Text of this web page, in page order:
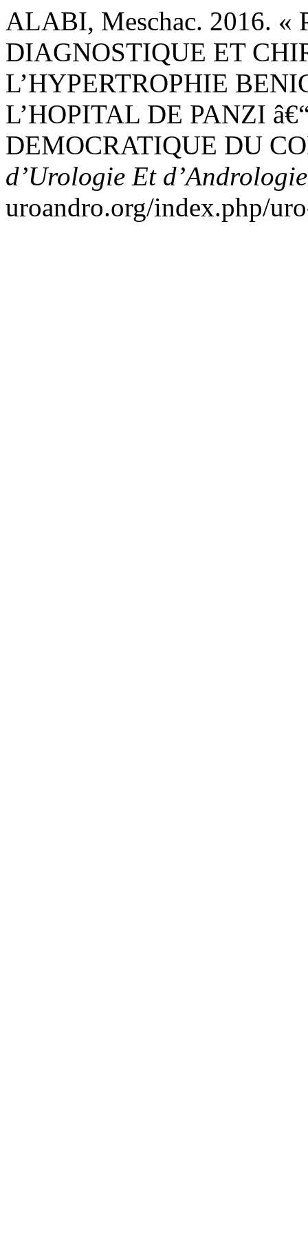
ALABI, Meschac. 2016. «
DIAGNOSTIQUE ET
L’HYPERTROPHIE
L’HOPITAL DE PANZI
DEMOCRATIQUE DU
d’Urologie Et
uroandro.org/index.php/